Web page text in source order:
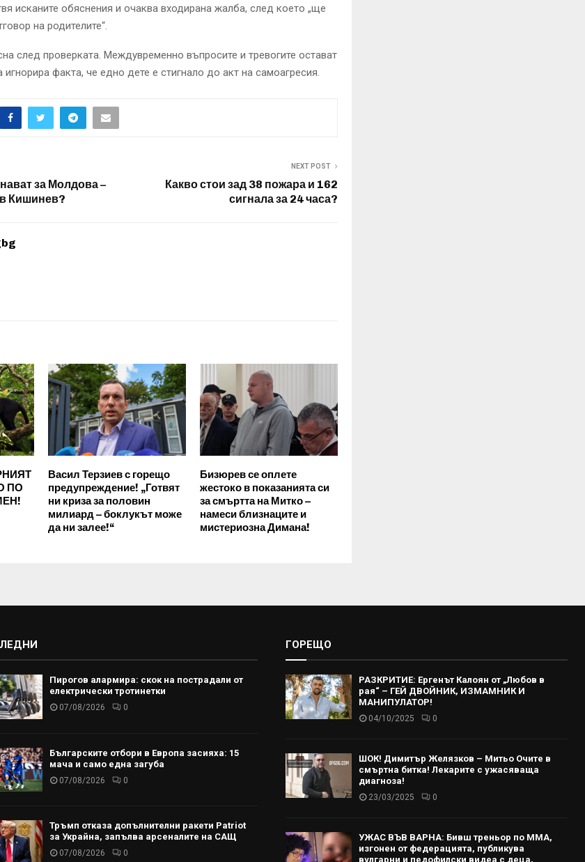
исканите обяснения и очаква входирана жалба, след което „ще
на родителите“.
след проверката. Междувременно въпросите и тревогите остават
факта, че едно дете е стигнало до акт на самоагресия.
за Молдова –
Кишинев?
NEXT POST
Какво стои зад 38 пожара и 162
сигнала за 24 часа?
ПО
Васил Терзиев с горещо
предупреждение! „Готвят
ни криза за половин
милиард – боклукът може
да ни залее!“
Бизюрев се оплете
жестоко в показанията си
за смъртта на Митко –
намеси близнаците и
мистериозна Димана!
Пирогов алармира: скок на пострадали от
електрически тротинетки
07/08/2026 0
Българските отбори в Европа засияха: 15
мача и само една загуба
07/08/2026 0
Тръмп отказа допълнителни ракети Patriot
за Украйна, запълва арсеналите на САЩ
07/08/2026 0
ГОРЕЩО
РАЗКРИТИЕ: Ергенът Калоян от „Любов в
рая“ – ГЕЙ ДВОЙНИК, ИЗМАМНИК И
МАНИПУЛАТОР!
04/10/2025 0
ШОК! Димитър Желязков – Митьо Очите в
смъртна битка! Лекарите с ужасяваща
диагноза!
23/03/2025 0
УЖАС ВЪВ ВАРНА: Бивш треньор по ММА,
изгонен от федерацията, публикува
вулгарни и педофилски видеа с деца,